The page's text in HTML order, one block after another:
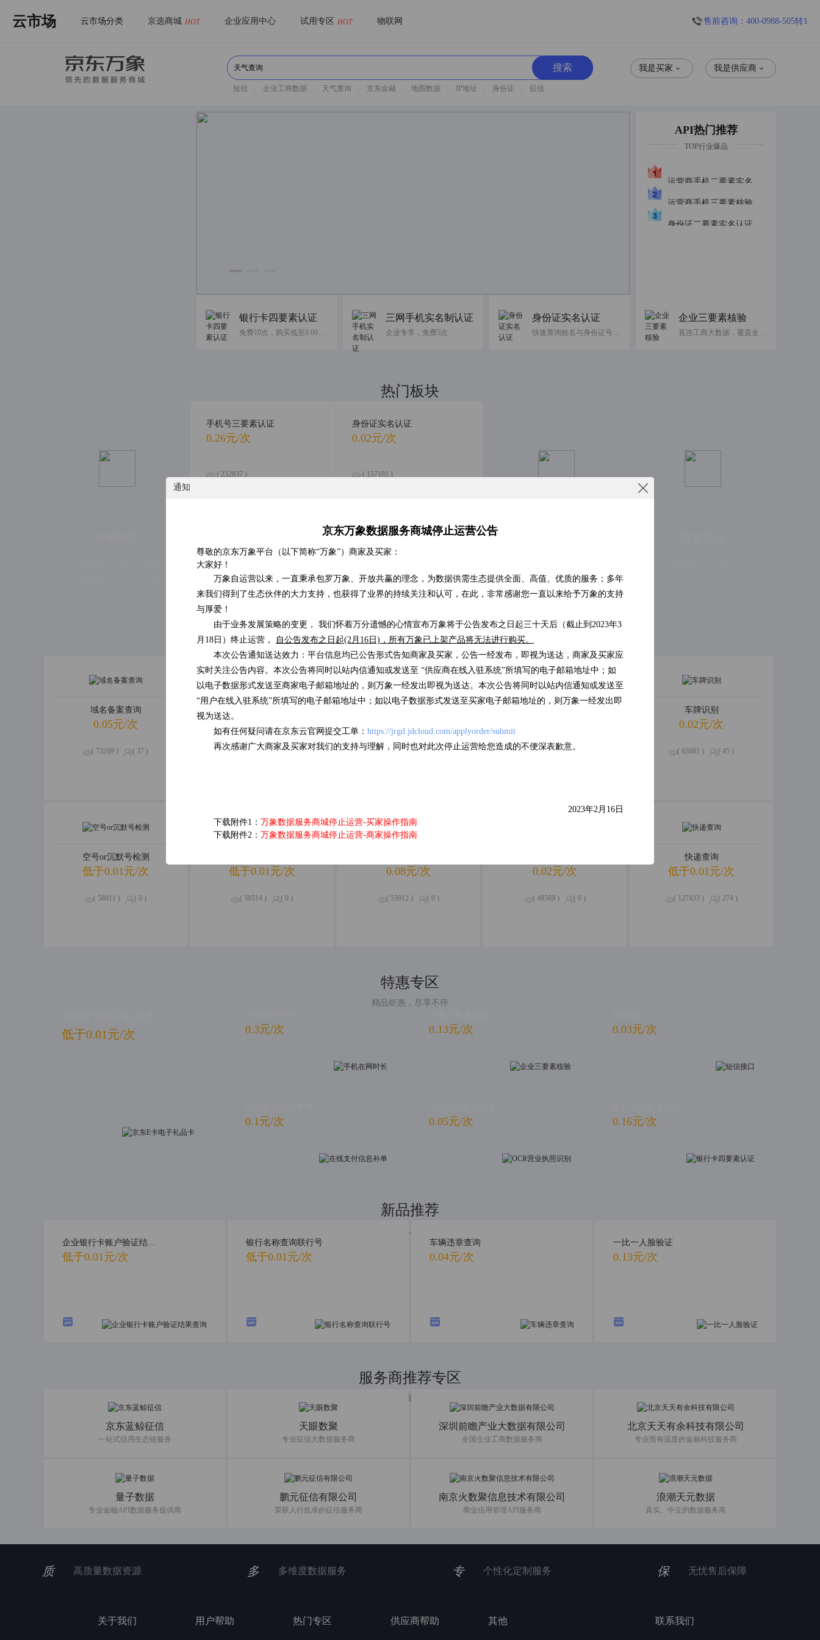
通知
京东万象数据服务商城停止运营公告
尊敬的京东万象平台（以下简称“万象”）商家及买家：
大家好！
万象自运营以来，一直秉承包罗万象、开放共赢的理念，为数据供需生态提供全面、高值、优质的服务；多年
来我们得到了生态伙伴的大力支持，也获得了业界的持续关注和认可，在此，非常感谢您一直以来给予万象的支持
与厚爱！
由于业务发展策略的变更， 我们怀着万分遗憾的心情宣布万象将于公告发布之日起三十天后（截止到2023年3
月18日）终止运营，
自公告发布之日起(2月16日)，所有万象已上架产品将无法进行购买。
本次公告通知送达效力：平台信息均已公告形式告知商家及买家，公告一经发布，即视为送达，商家及买家应
实时关注公告内容。本次公告将同时以站内信通知或发送至 “供应商在线入驻系统”所填写的电子邮箱地址中；如
以电子数据形式发送至商家电子邮箱地址的，则万象一经发出即视为送达。本次公告将同时以站内信通知或发送至
“用户在线入驻系统”所填写的电子邮箱地址中；如以电子数据形式发送至买家电子邮箱地址的，则万象一经发出即
视为送达。
如有任何疑问请在京东云官网提交工单： https://jrgd.jdcloud.com/applyorder/submit
再次感谢广大商家及买家对我们的支持与理解，同时也对此次停止运营给您造成的不便深表歉意。
2023年2月16日
下载附件1： 万象数据服务商城停止运营-买家操作指南
下载附件2： 万象数据服务商城停止运营-商家操作指南
云市场 云市场分类 京选商城 HOT 企业应用中心 试用专区 HOT 物联网 售前咨询：400-0988-505转1
我是供应商
我是买家
短信 企业工商数据 天气查询 京东金融 地图数据 IP地址 身份证 征信
API热门推荐
TOP行业爆品
银行卡四要素认证
免费10次，购买低至0.09元/次
三网手机实名制认证
企业专享，免费5次
身份证实名认证
快速查询姓名与身份证号码是否一致
企业三要素核验
直连工商大数据，覆盖全国企业
热门板块
手机号三要素认证
0.26元/次
( 232837 )
身份证实名认证
0.02元/次
( 157181 )
( 47590 )
( 0 )
银行卡四要素认证
( 105058 )
( 318 )
卡片证明识别
票据识别
优品推荐
海量数据，优选试用
域名备案查询
0.05元/次
( 73269 ) ( 37 )
0.09元/次
( 70640 ) ( 17 ) ( 63625 ) ( 5 ) ( 49525 ) ( 0 )
车牌识别
0.02元/次
( 83681 ) ( 45 )
空号or沉默号检测
低于0.01元/次
( 58811 ) ( 0 )
低于0.01元/次
( 38514 ) ( 0 )
0.08元/次
( 55912 ) ( 0 )
0.02元/次
( 48569 ) ( 0 )
快递查询
低于0.01元/次
( 127433 ) ( 274 )
特惠专区
精品钜惠，尽享不停
低于0.01元/次 0.3元/次
0.1元/次
0.13元/次
0.05元/次
0.03元/次
0.16元/次
新品推荐
新品首发，抢先体验
企业银行卡账户验证结...
低于0.01元/次
银行名称查询联行号
低于0.01元/次
车辆违章查询
0.04元/次
一比一人脸验证
0.13元/次
服务商推荐专区
共建数据服务新生态
京东蓝鲸征信
一站式信用生态链服务
天眼数聚
专业征信大数据服务商
深圳前瞻产业大数据有限公司
全国企业工商数据服务商
北京天天有余科技有限公司
专业而有温度的金融科技服务商
量子数据
专业金融API数据服务提供商
鹏元征信有限公司
荣获人行批准的征信服务商
南京火数聚信息技术有限公司
商业信用管理API服务商
浪潮天元数据
真实、中立的数据服务商
质 高质量数据资源 多 多维度数据服务 专 个性化定制服务 保 无忧售后保障
关于我们 用户帮助 热门专区 供应商帮助 其他 联系我们